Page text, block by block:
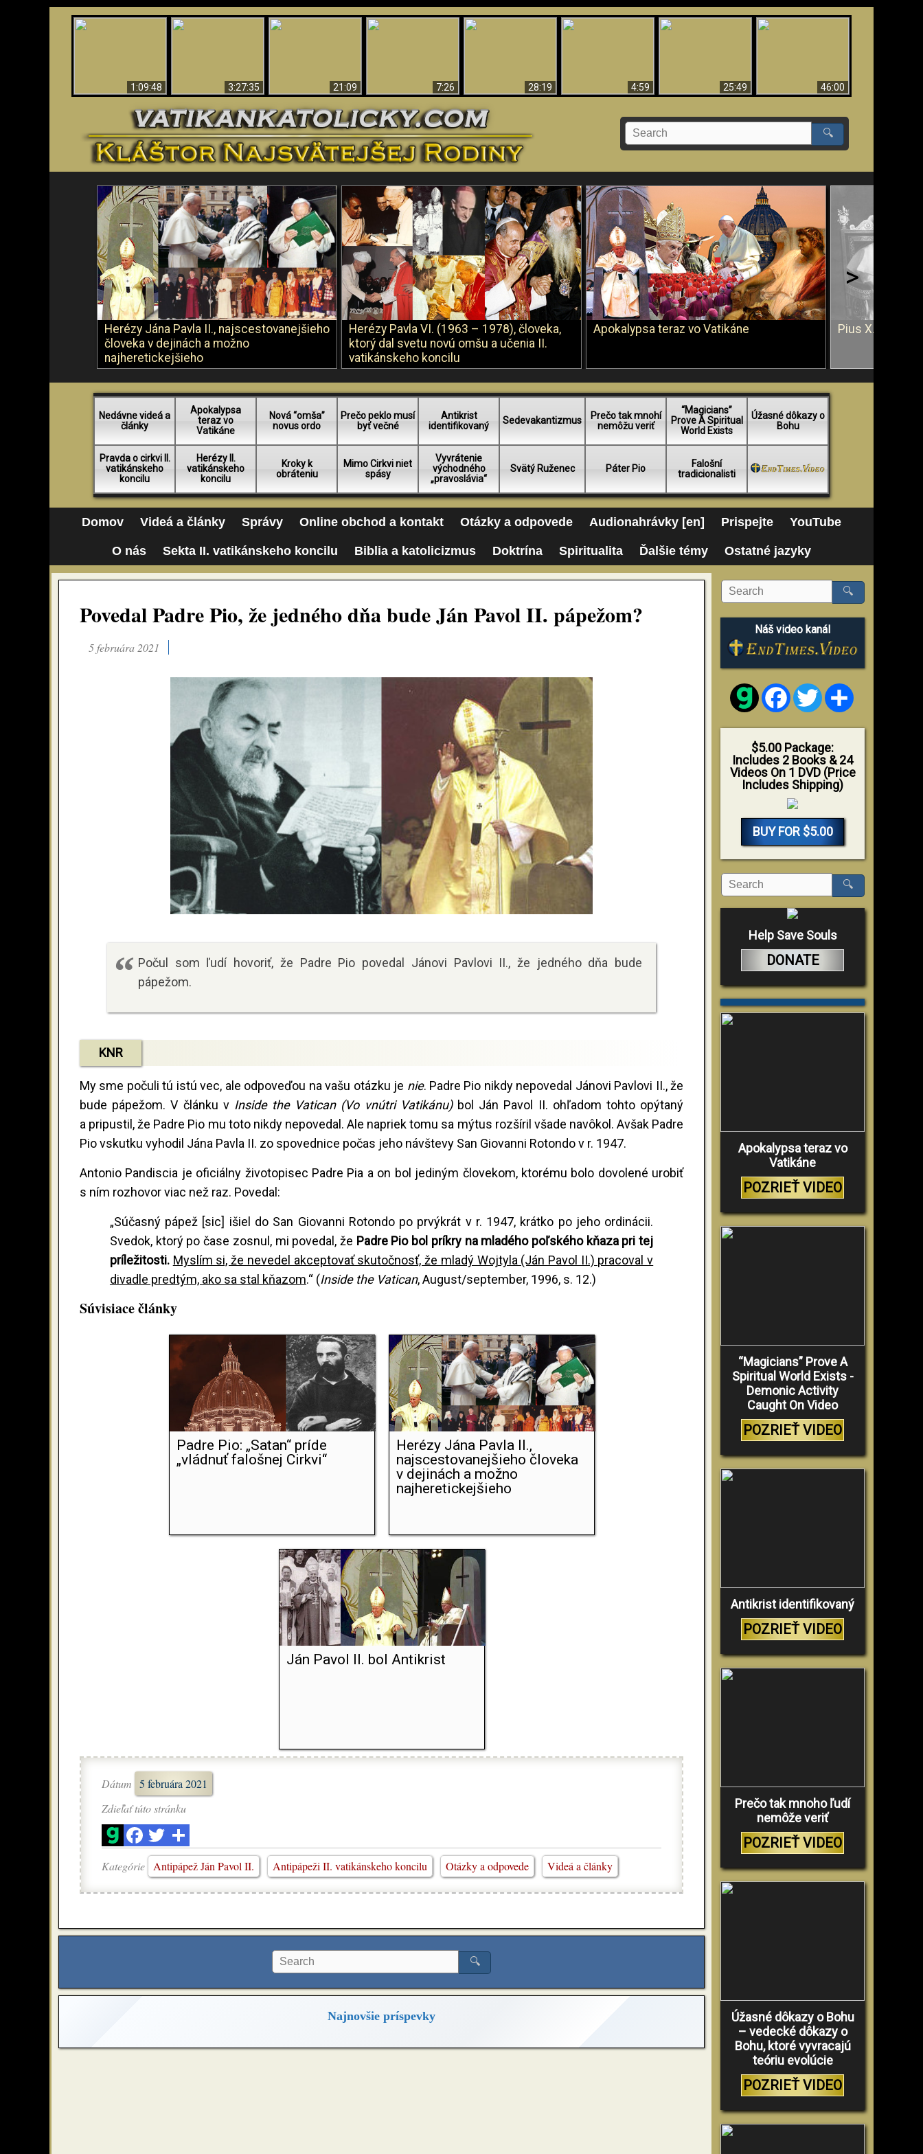
1:09:48 3:27:35
21:09
7:26 28:19
4:59
25:49 46:00
🔍
Herézy Jána Pavla II., najscestovanejšieho
človeka v dejinách a možno
najheretickejšieho
Herézy Pavla VI. (1963 – 1978), človeka,
ktorý dal svetu novú omšu a učenia II.
vatikánskeho koncilu
Apokalypsa teraz vo Vatikáne Pius X. vs. Ján
>
Nedávne videá a
články
Apokalypsa
teraz vo
Vatikáne
Nová “omša”
novus ordo
Prečo peklo musí
byť večné
Antikrist
identifikovaný
Sedevakantizmus
Prečo tak mnohí
nemôžu veriť
“Magicians”
Prove A Spiritual
World Exists
Úžasné dôkazy o
Bohu
Pravda o cirkvi II.
vatikánskeho
koncilu
Herézy II.
vatikánskeho
koncilu
Kroky k
obráteniu
Mimo Cirkvi niet
spásy
Vyvrátenie
východného
„pravoslávia“
Svätý Ruženec Páter Pio
Falošní
tradicionalisti
Domov Videá a články Správy Online obchod a kontakt Otázky a odpovede Audionahrávky [en] Prispejte YouTube
O nás Sekta II. vatikánskeho koncilu Biblia a katolicizmus Doktrína Spiritualita Ďalšie témy Ostatné jazyky
Povedal Padre Pio, že jedného dňa bude Ján Pavol II. pápežom?
5 februára 2021
Počul som ľudí hovoriť, že Padre Pio povedal Jánovi Pavlovi II., že jedného dňa bude
pápežom.
KNR
My sme počuli tú istú vec, ale odpoveďou na vašu otázku je nie. Padre Pio nikdy nepovedal Jánovi Pavlovi II., že
bude pápežom. V článku v Inside the Vatican (Vo vnútri Vatikánu)bol Ján Pavol II. ohľadom tohto opýtaný
a pripustil, že Padre Pio mu toto nikdy nepovedal. Ale napriek tomu sa mýtus rozšíril všade navôkol. Avšak Padre
Pio vskutku vyhodil Jána Pavla II. zo spovednice počas jeho návštevy San Giovanni Rotondo v r. 1947.
Antonio Pandiscia je oficiálny životopisec Padre Pia a on bol jediným človekom, ktorému bolo dovolené urobiť
s ním rozhovor viac než raz. Povedal:
„Súčasný pápež [sic] išiel do San Giovanni Rotondo po prvýkrát v r. 1947, krátko po jeho ordinácii.
Svedok, ktorý po čase zosnul, mi povedal, že Padre Pio bol príkry na mladého poľského kňaza pri tej
príležitosti. Myslím si, že nevedel akceptovať skutočnosť, že mladý Wojtyla (Ján Pavol II.) pracoval v
divadle predtým, ako sa stal kňazom.“ (Inside the Vatican, August/september, 1996, s. 12.)
Súvisiace články
Padre Pio: „Satan“ príde
„vládnuť falošnej Cirkvi“
Herézy Jána Pavla II.,
najscestovanejšieho človeka
v dejinách a možno
najheretickejšieho
Ján Pavol II. bol Antikrist
Dátum 5 februára 2021
Zdieľať túto stránku
Kategórie Antipápež Ján Pavol II. Antipápeži II. vatikánskeho koncilu Otázky a odpovede Videá a články
🔍
Najnovšie príspevky
🔍
Náš video kanál
FacebookTwitter
$5.00 Package:
Includes 2 Books & 24
Videos On 1 DVD (Price
Includes Shipping)
BUY FOR $5.00
🔍
Help Save Souls
DONATE
Apokalypsa teraz vo
Vatikáne
POZRIEŤ VIDEO
“Magicians” Prove A
Spiritual World Exists -
Demonic Activity
Caught On Video
POZRIEŤ VIDEO
Antikrist identifikovaný
POZRIEŤ VIDEO
Prečo tak mnoho ľudí
nemôže veriť
POZRIEŤ VIDEO
Úžasné dôkazy o Bohu
– vedecké dôkazy o
Bohu, ktoré vyvracajú
teóriu evolúcie
POZRIEŤ VIDEO